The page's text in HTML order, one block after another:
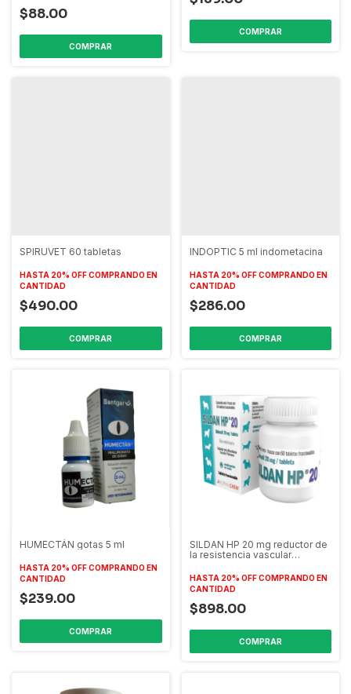
$88.00
SPIRUVET 60 tabletas
HASTA 20% OFFCOMPRANDO EN
CANTIDAD
$490.00
INDOPTIC 5 ml indometacina
HASTA 20% OFF COMPRANDO EN
CANTIDAD
$286.00
HUMECTÁN gotas 5 ml
HASTA 20% OFFCOMPRANDO EN
CANTIDAD
$239.00
SILDAN HP 20 mg reductor de
la resistencia vascular
HASTA 20% OFF COMPRANDO EN
CANTIDAD
$898.00